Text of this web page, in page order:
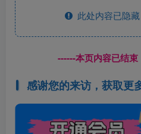
此处内容已隐藏
------本页内容已结
感谢您的来访，获取更